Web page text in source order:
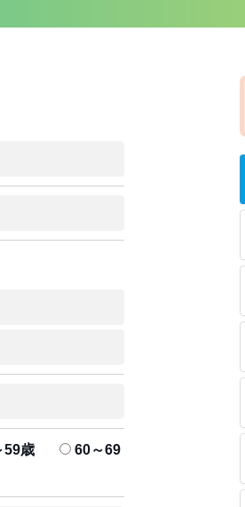
59歳
60～69